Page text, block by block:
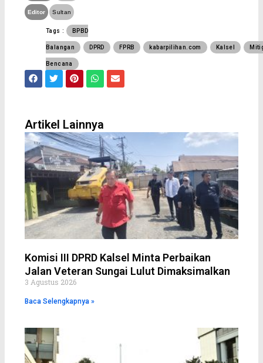
Editor Sultan
Tags : BPBD
Balangan DPRD FPRB kabarpilihan.com Kalsel
Bencana
F
a
o
o
k
T
w
e
r
P
i
r
e
s
t
W
h
a
p
p
E
n
e
Artikel Lainnya
Komisi III DPRD Kalsel Minta Perbaikan
Jalan Veteran Sungai Lulut Dimaksimalkan
3 Agustus 2026
Baca Selengkapnya »